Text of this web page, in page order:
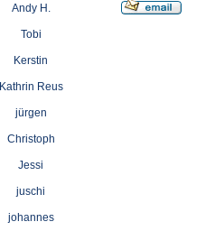
Andy H.
Tobi
Kerstin
Kathrin Reus
jürgen
Christoph
Jessi
juschi
johannes